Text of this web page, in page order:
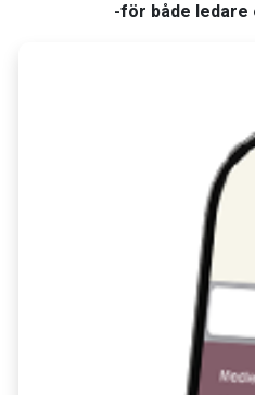
-för både ledare